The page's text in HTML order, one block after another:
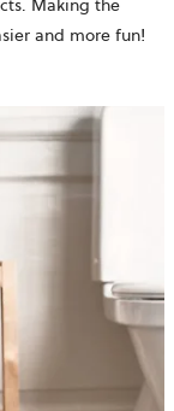
Making the
and more fun!